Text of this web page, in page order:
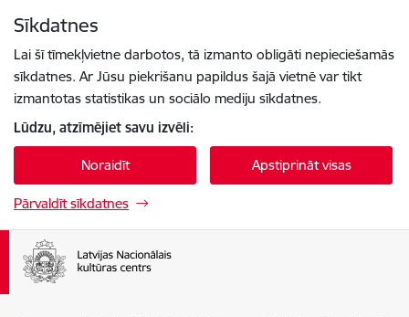
Sīkdatnes
Lai šī tīmekļvietne darbotos, tā izmanto obligāti nepieciešamās
sīkdatnes. Ar Jūsu piekrišanu papildus šajā vietnē var tikt
izmantotas statistikas un sociālo mediju sīkdatnes.
Lūdzu, atzīmējiet savu izvēli:
Noraidīt Apstiprināt visas
Pārvaldīt sīkdatnes